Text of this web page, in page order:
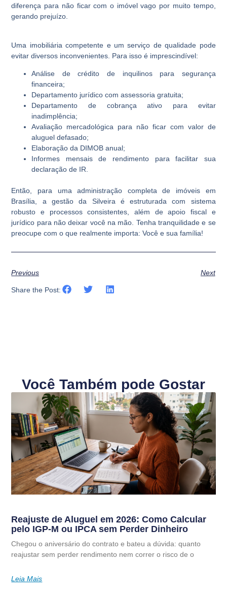
diferença para não ficar com o imóvel vago por muito tempo,
gerando prejuízo.
Uma imobiliária competente e um serviço de qualidade pode
evitar diversos inconvenientes. Para isso é imprescindível:
Análise de crédito de inquilinos para segurança
financeira;
Departamento jurídico com assessoria gratuita;
Departamento de cobrança ativo para evitar
inadimplência;
Avaliação mercadológica para não ficar com valor de
aluguel defasado;
Elaboração da DIMOB anual;
Informes mensais de rendimento para facilitar sua
declaração de IR.
Então, para uma administração completa de imóveis em
Brasília, a gestão da Silveira é estruturada com sistema
robusto e processos consistentes, além de apoio fiscal e
jurídico para não deixar você na mão. Tenha tranquilidade e se
preocupe com o que realmente importa: Você e sua família!
Previous Next
Share the Post:
Você Também pode Gostar
Reajuste de Aluguel em 2026: Como Calcular
pelo IGP-M ou IPCA sem Perder Dinheiro
Chegou o aniversário do contrato e bateu a dúvida: quanto
reajustar sem perder rendimento nem correr o risco de o
Leia Mais